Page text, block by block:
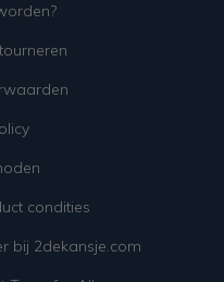
condities
bij 2dekansje.com